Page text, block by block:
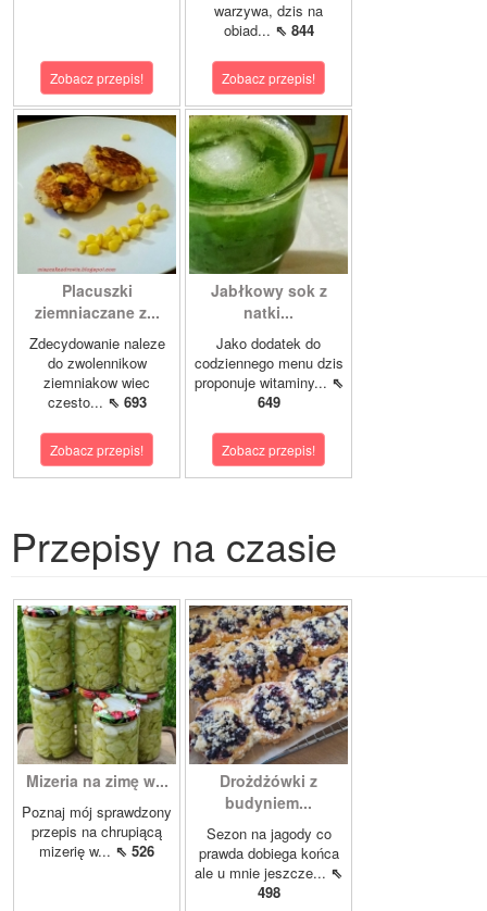
Zobacz przepis!
warzywa, dzis na
obiad... ⇖ 844
Zobacz przepis!
Placuszki
ziemniaczane z...
Zdecydowanie naleze
do zwolennikow
ziemniakow wiec
czesto... ⇖ 693
Zobacz przepis!
Jabłkowy sok z
natki...
Jako dodatek do
codziennego menu dzis
proponuje witaminy... ⇖
649
Zobacz przepis!
Przepisy na czasie
Mizeria na zimę w...
Poznaj mój sprawdzony
przepis na chrupiącą
mizerię w... ⇖ 526
Drożdżówki z
budyniem...
Sezon na jagody co
prawda dobiega końca
ale u mnie jeszcze... ⇖
498